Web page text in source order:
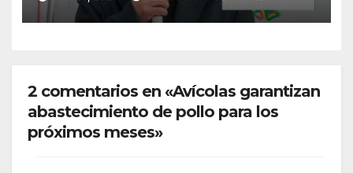
chuquisaqueño Damián
Condori
2 comentarios en «Avícolas garantizan
abastecimiento de pollo para los
próximos meses»